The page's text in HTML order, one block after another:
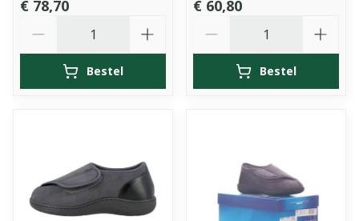
€ 78,70
Bestel
€ 60,80
Bestel